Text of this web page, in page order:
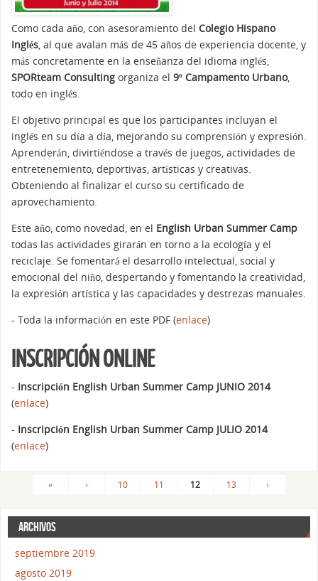
Como cada año, con asesoramiento del Colegio Hispano
Inglés, al que avalan más de 45 años de experiencia docente, y
más concretamente en la enseñanza del idioma inglés,
SPORteam Consulting organiza el 9º Campamento Urbano,
todo en inglés.
El objetivo principal es que los participantes incluyan el
inglés en su día a día, mejorando su comprensión y expresión.
Aprenderán, divirtiéndose a través de juegos, actividades de
entretenemiento, deportivas, artísticas y creativas.
Obteniendo al finalizar el curso su certificado de
aprovechamiento.
Este año, como novedad, en el English Urban Summer Camp
todas las actividades girarán en torno a la ecología y el
reciclaje. Se fomentará el desarrollo intelectual, social y
emocional del niño, despertando y fomentando la creatividad,
la expresión artística y las capacidades y destrezas manuales.
- Toda la información en este PDF (enlace)
INSCRIPCIÓN ONLINE
- Inscripción English Urban Summer Camp JUNIO 2014
(enlace)
- Inscripción English Urban Summer Camp JULIO 2014
(enlace)
« ‹ 10 11 12 13 ›
ARCHIVOS
septiembre 2019
agosto 2019